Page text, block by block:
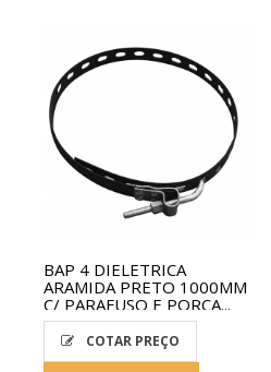
BAP 4 DIELETRICA
ARAMIDA PRETO 1000MM
C/ PARAFUSO E PORCA...
COTAR PREÇO